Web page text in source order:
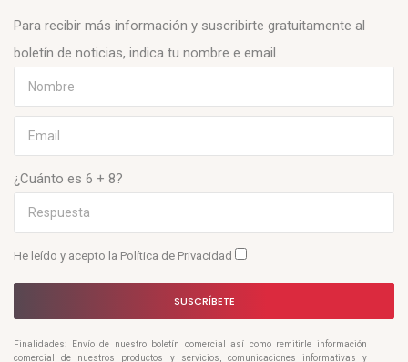
Para recibir más información y suscribirte gratuitamente al
boletín de noticias, indica tu nombre e email.
¿Cuánto es 6 + 8?
He leído y acepto la Política de Privacidad
SUSCRÍBETE
Finalidades: Envío de nuestro boletín comercial así como remitirle información
comercial de nuestros productos y servicios, comunicaciones informativas y